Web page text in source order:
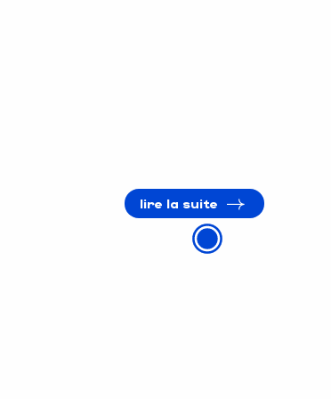
lire la suite